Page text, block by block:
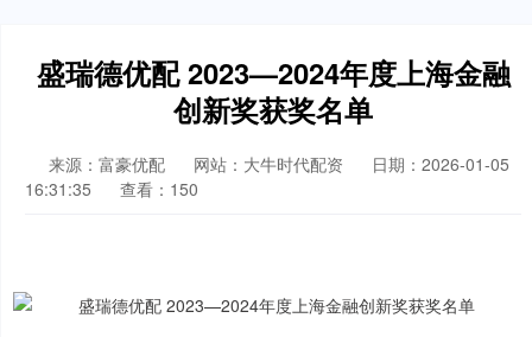
盛瑞德优配 2023—2024年度上海金融
创新奖获奖名单
来源：富豪优配 网站：大牛时代配资
日期：2026-01-05
16:31:35
查看：150